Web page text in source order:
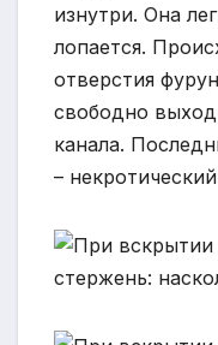
изнутри. Она
лопается.
отверстия
свободно
канала.
–